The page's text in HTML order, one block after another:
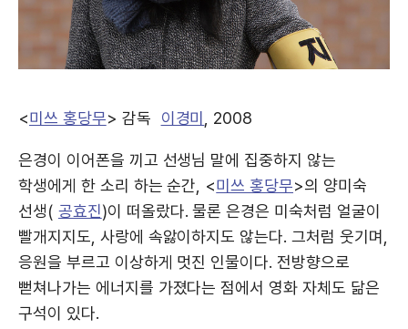
<미쓰 홍당무> 감독 이경미 , 2008
은경이 이어폰을 끼고 선생님 말에 집중하지 않는
학생에게 한 소리 하는 순간, <미쓰 홍당무>의 양미숙
선생( 공효진)이 떠올랐다. 물론 은경은 미숙처럼 얼굴이
빨개지지도, 사랑에 속앓이하지도 않는다. 그처럼 웃기며,
응원을 부르고 이상하게 멋진 인물이다. 전방향으로
뻗쳐나가는 에너지를 가졌다는 점에서 영화 자체도 닮은
구석이 있다.